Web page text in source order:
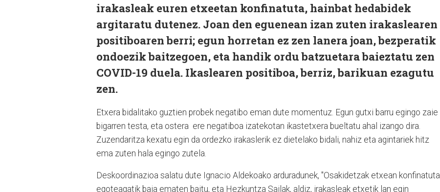
irakasleak euren etxeetan konfinatuta, hainbat hedabidek
argitaratu dutenez. Joan den eguenean izan zuten irakaslearen
positiboaren berri; egun horretan ez zen lanera joan, bezperatik
ondoezik baitzegoen, eta handik ordu batzuetara baieztatu zen
COVID-19 duela. Ikaslearen positiboa, berriz, barikuan ezagutu
zen.
Etxera bidalitako guztien probek negatibo eman dute momentuz. Egun gutxi barru egingo zaie
bigarren testa, eta ostera ere negatiboa izatekotan ikastetxera bueltatu ahal izango dira.
Zuzendaritza kexatu egin da ordezko irakaslerik ez dietelako bidali, nahiz eta agintariek hitz
ema zuten hala egingo zutela.
Deskoordinazioa salatu dute Ignacio Aldekoako arduradunek, "Osakidetzak etxean konfinatuta
egoteagatik baja ematen baitu, eta Hezkuntza Sailak, aldiz, irakasleak etxetik lan egin